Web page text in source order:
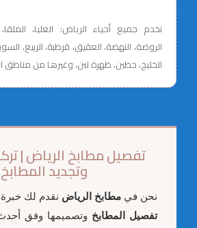
نخدم جميع أحياء الرياض: العليا،
الروضة، النهضة، العقيق، قرطبة، الربيع،
الخليج، حطين، ظهرة لبن، وغيرها من مناطق
تفصيل مطابخ الرياض |
وتجديد المطابخ
نحن في مطابخ الرياض نقدم لك
تفصيل المطابخ وتصميمها وفق